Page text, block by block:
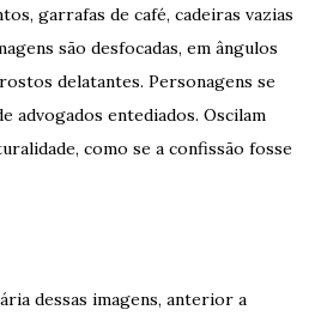
garrafas de café, cadeiras vazias
são desfocadas, em ângulos
delatantes. Personagens se
advogados entediados. Oscilam
como se a confissão fosse
dessas imagens, anterior a